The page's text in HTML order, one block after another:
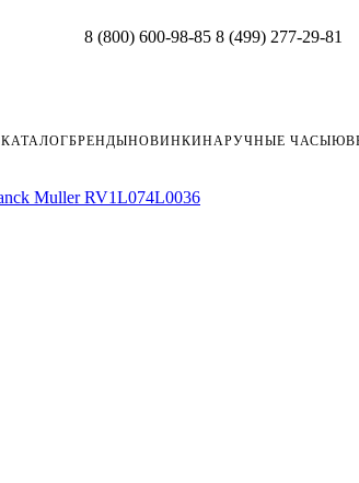
8 (800) 600-98-85 8 (499) 277-29-81
КАТАЛОГБРЕНДЫНОВИНКИНАРУЧНЫЕ ЧАСЫ